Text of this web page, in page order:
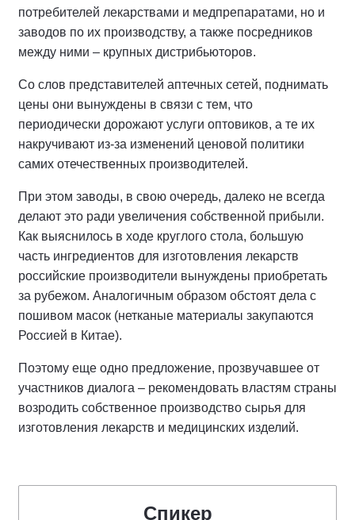
потребителей лекарствами и медпрепаратами, но и
заводов по их производству, а также посредников
между ними – крупных дистрибьюторов.
Со слов представителей аптечных сетей, поднимать
цены они вынуждены в связи с тем, что
периодически дорожают услуги оптовиков, а те их
накручивают из-за изменений ценовой политики
самих отечественных производителей.
При этом заводы, в свою очередь, далеко не всегда
делают это ради увеличения собственной прибыли.
Как выяснилось в ходе круглого стола, большую
часть ингредиентов для изготовления лекарств
российские производители вынуждены приобретать
за рубежом. Аналогичным образом обстоят дела с
пошивом масок (нетканые материалы закупаются
Россией в Китае).
Поэтому еще одно предложение, прозвучавшее от
участников диалога – рекомендовать властям страны
возродить собственное производство сырья для
изготовления лекарств и медицинских изделий.
Спикер